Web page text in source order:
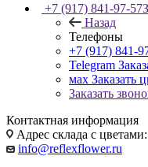
+7 (917) 841-97-57
Назад
Телефоны
+7 (917) 841-
Telegram
мах Заказать
Заказать
Контактная информация
Адрес склада с
info@reflexflower.ru